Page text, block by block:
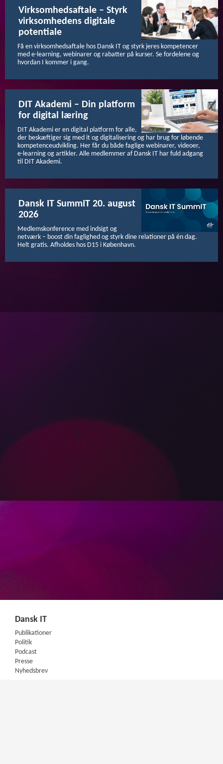
Virksomhedsaftale – Styrk
virksomhedens digitale
potentiale
Få en virksomhedsaftale hos Dansk IT og styrk jeres kompetencer
med e-learning, webinarer og rabatter på kurser. Se fordelene og
hvordan I kommer i gang.
DIT Akademi – Din platform
for digital læring
DIT Akademi er en digital platform for alle,
der beskæftiger sig med it og digitalisering og har brug for løbende
kompetenceudvikling. Her får du både faglige webinarer, videoer,
e-learning og artikler. Alle medlemmer af Dansk IT har fuld adgang
til DIT Akademi.
Dansk IT SummIT 20. august
2026
Medlemskonference med indsigt og
netværk – boost din faglighed og styrk dine relationer på én dag.
Helt gratis. Afholdes hos D15 i København.
Dansk IT
Publikationer
Politik
Podcast
Presse
Nyhedsbrev